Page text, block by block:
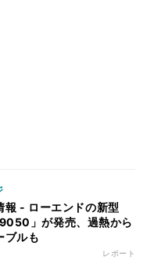
報 - ローエンドの新型
」が発売、過熱から
ブルも
レポート